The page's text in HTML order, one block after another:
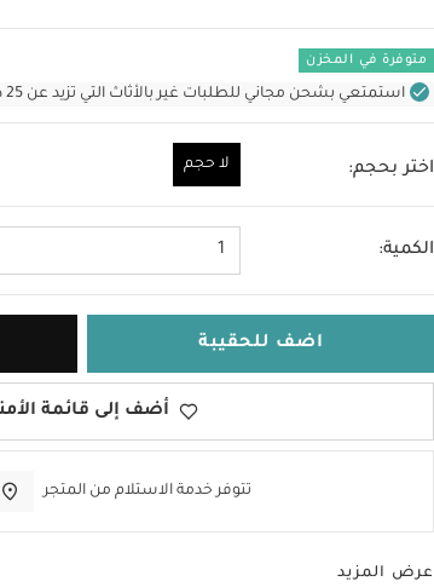
متوفرة في المخزن
استمتعي بشحن مجاني للطلبات غير بالأثاث التي تزيد عن 25 د.ك
اختر بحجم: لا حجم
الكمية: 1
اضف للحقيبة
أضف إلى قائمة
تتوفر خدمة الاستلام من المتجر
عرض المزيد